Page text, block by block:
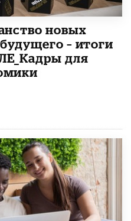
новых
– итоги
для